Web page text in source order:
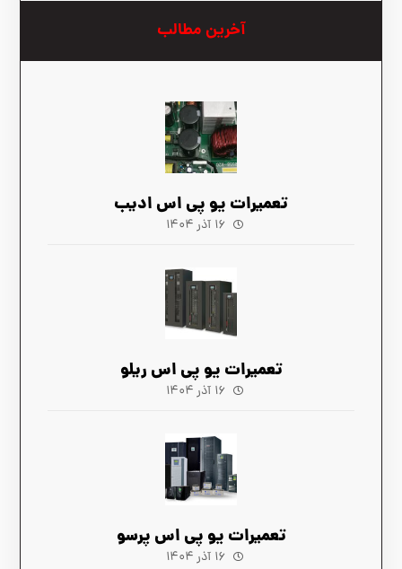
آخرین مطالب
تعمیرات یو پی اس ادیب
۱۶ آذر ۱۴۰۴
تعمیرات یو پی اس ریلو
۱۶ آذر ۱۴۰۴
تعمیرات یو پی اس پرسو
۱۶ آذر ۱۴۰۴